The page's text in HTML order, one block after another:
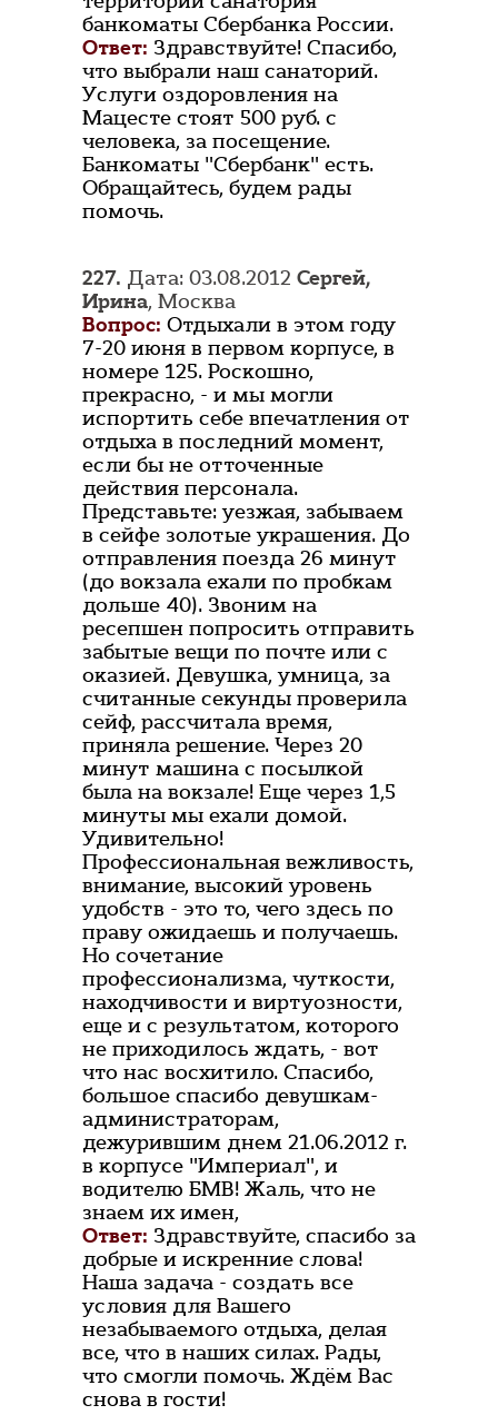
банкоматы Сбербанка России.
Ответ: Здравствуйте! Спасибо,
что выбрали наш санаторий.
Услуги оздоровления на
Мацесте стоят 500 руб. с
человека, за посещение.
Банкоматы "Сбербанк" есть.
Обращайтесь, будем рады
помочь.
227. Дата: 03.08.2012 Сергей,
Ирина, Москва
Вопрос: Отдыхали в этом году
7-20 июня в первом корпусе, в
номере 125. Роскошно,
прекрасно, - и мы могли
испортить себе впечатления от
отдыха в последний момент,
если бы не отточенные
действия персонала.
Представьте: уезжая, забываем
в сейфе золотые украшения. До
отправления поезда 26 минут
(до вокзала ехали по пробкам
дольше 40). Звоним на
ресепшен попросить отправить
забытые вещи по почте или с
оказией. Девушка, умница, за
считанные секунды проверила
сейф, рассчитала время,
приняла решение. Через 20
минут машина с посылкой
была на вокзале! Еще через 1,5
минуты мы ехали домой.
Удивительно!
Профессиональная вежливость,
внимание, высокий уровень
удобств - это то, чего здесь по
праву ожидаешь и получаешь.
Но сочетание
профессионализма, чуткости,
находчивости и виртуозности,
еще и с результатом, которого
не приходилось ждать, - вот
что нас восхитило. Спасибо,
большое спасибо девушкам-
администраторам,
дежурившим днем 21.06.2012 г.
в корпусе "Империал", и
водителю БМВ! Жаль, что не
знаем их имен,
Ответ: Здравствуйте, спасибо за
добрые и искренние слова!
Наша задача - создать все
условия для Вашего
незабываемого отдыха, делая
все, что в наших силах. Рады,
что смогли помочь. Ждём Вас
снова в гости!